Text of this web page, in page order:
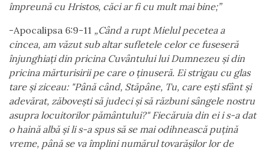
împreună cu Hristos, căci ar fi cu mult mai bine;”
-Apocalipsa 6:9-11 „Când a rupt Mielul pecetea a
cincea, am văzut sub altar sufletele celor ce fuseseră
înjunghiați din pricina Cuvântului lui Dumnezeu și din
pricina mărturisirii pe care o ținuseră. Ei strigau cu glas
tare și ziceau: "Până când, Stăpâne, Tu, care ești sfânt și
adevărat, zăbovești să judeci și să răzbuni sângele nostru
asupra locuitorilor pământului?" Fiecăruia din ei i s-a dat
o haină albă și li s-a spus să se mai odihnească puțină
vreme, până se va împlini numărul tovarășilor lor de